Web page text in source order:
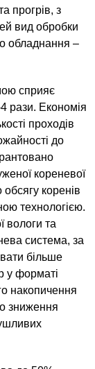
прогрів, з
вид обробки
обладнання –
сприяє
рази. Економія
проходів
до
кореневої
коренів
технологією.
вологи та
система, за
більше
у форматі
накопичення
зниження